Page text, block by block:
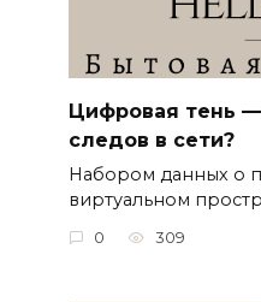
Цифровая тень —
следов в сети?
Набором данных о
виртуальном
0 309